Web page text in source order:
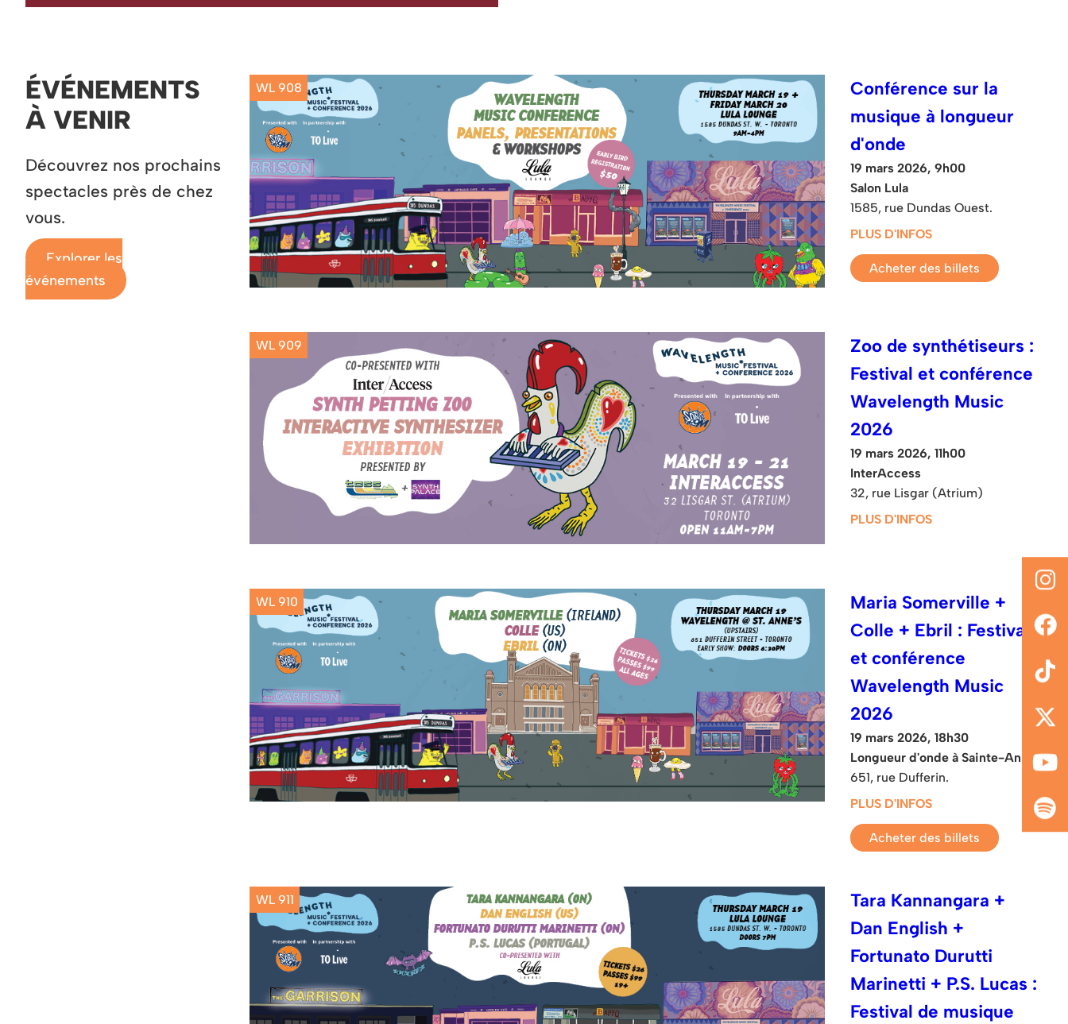
ÉVÉNEMENTS
À VENIR
Découvrez nos prochains
spectacles près de chez
vous.
Explorer les
événements
WL 908
Conférence sur la
musique à longueur
d'onde
19 mars 2026, 9h00
Salon Lula
1585, rue Dundas Ouest.
PLUS D'INFOS
Acheter des billets
WL 909
Zoo de synthétiseurs :
Festival et conférence
Wavelength Music
2026
19 mars 2026, 11h00
InterAccess
32, rue Lisgar (Atrium)
PLUS D'INFOS
WL 910
Maria Somerville +
Colle + Ebril : Festival
et conférence
Wavelength Music
2026
19 mars 2026, 18h30
Longueur d'onde à Sainte-Anne
651, rue Dufferin.
PLUS D'INFOS
Acheter des billets
WL 911
Tara Kannangara +
Dan English +
Fortunato Durutti
Marinetti + P.S. Lucas :
Festival de musique